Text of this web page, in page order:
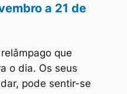
a 21 de
que
o dia. Os seus
pode sentir-se